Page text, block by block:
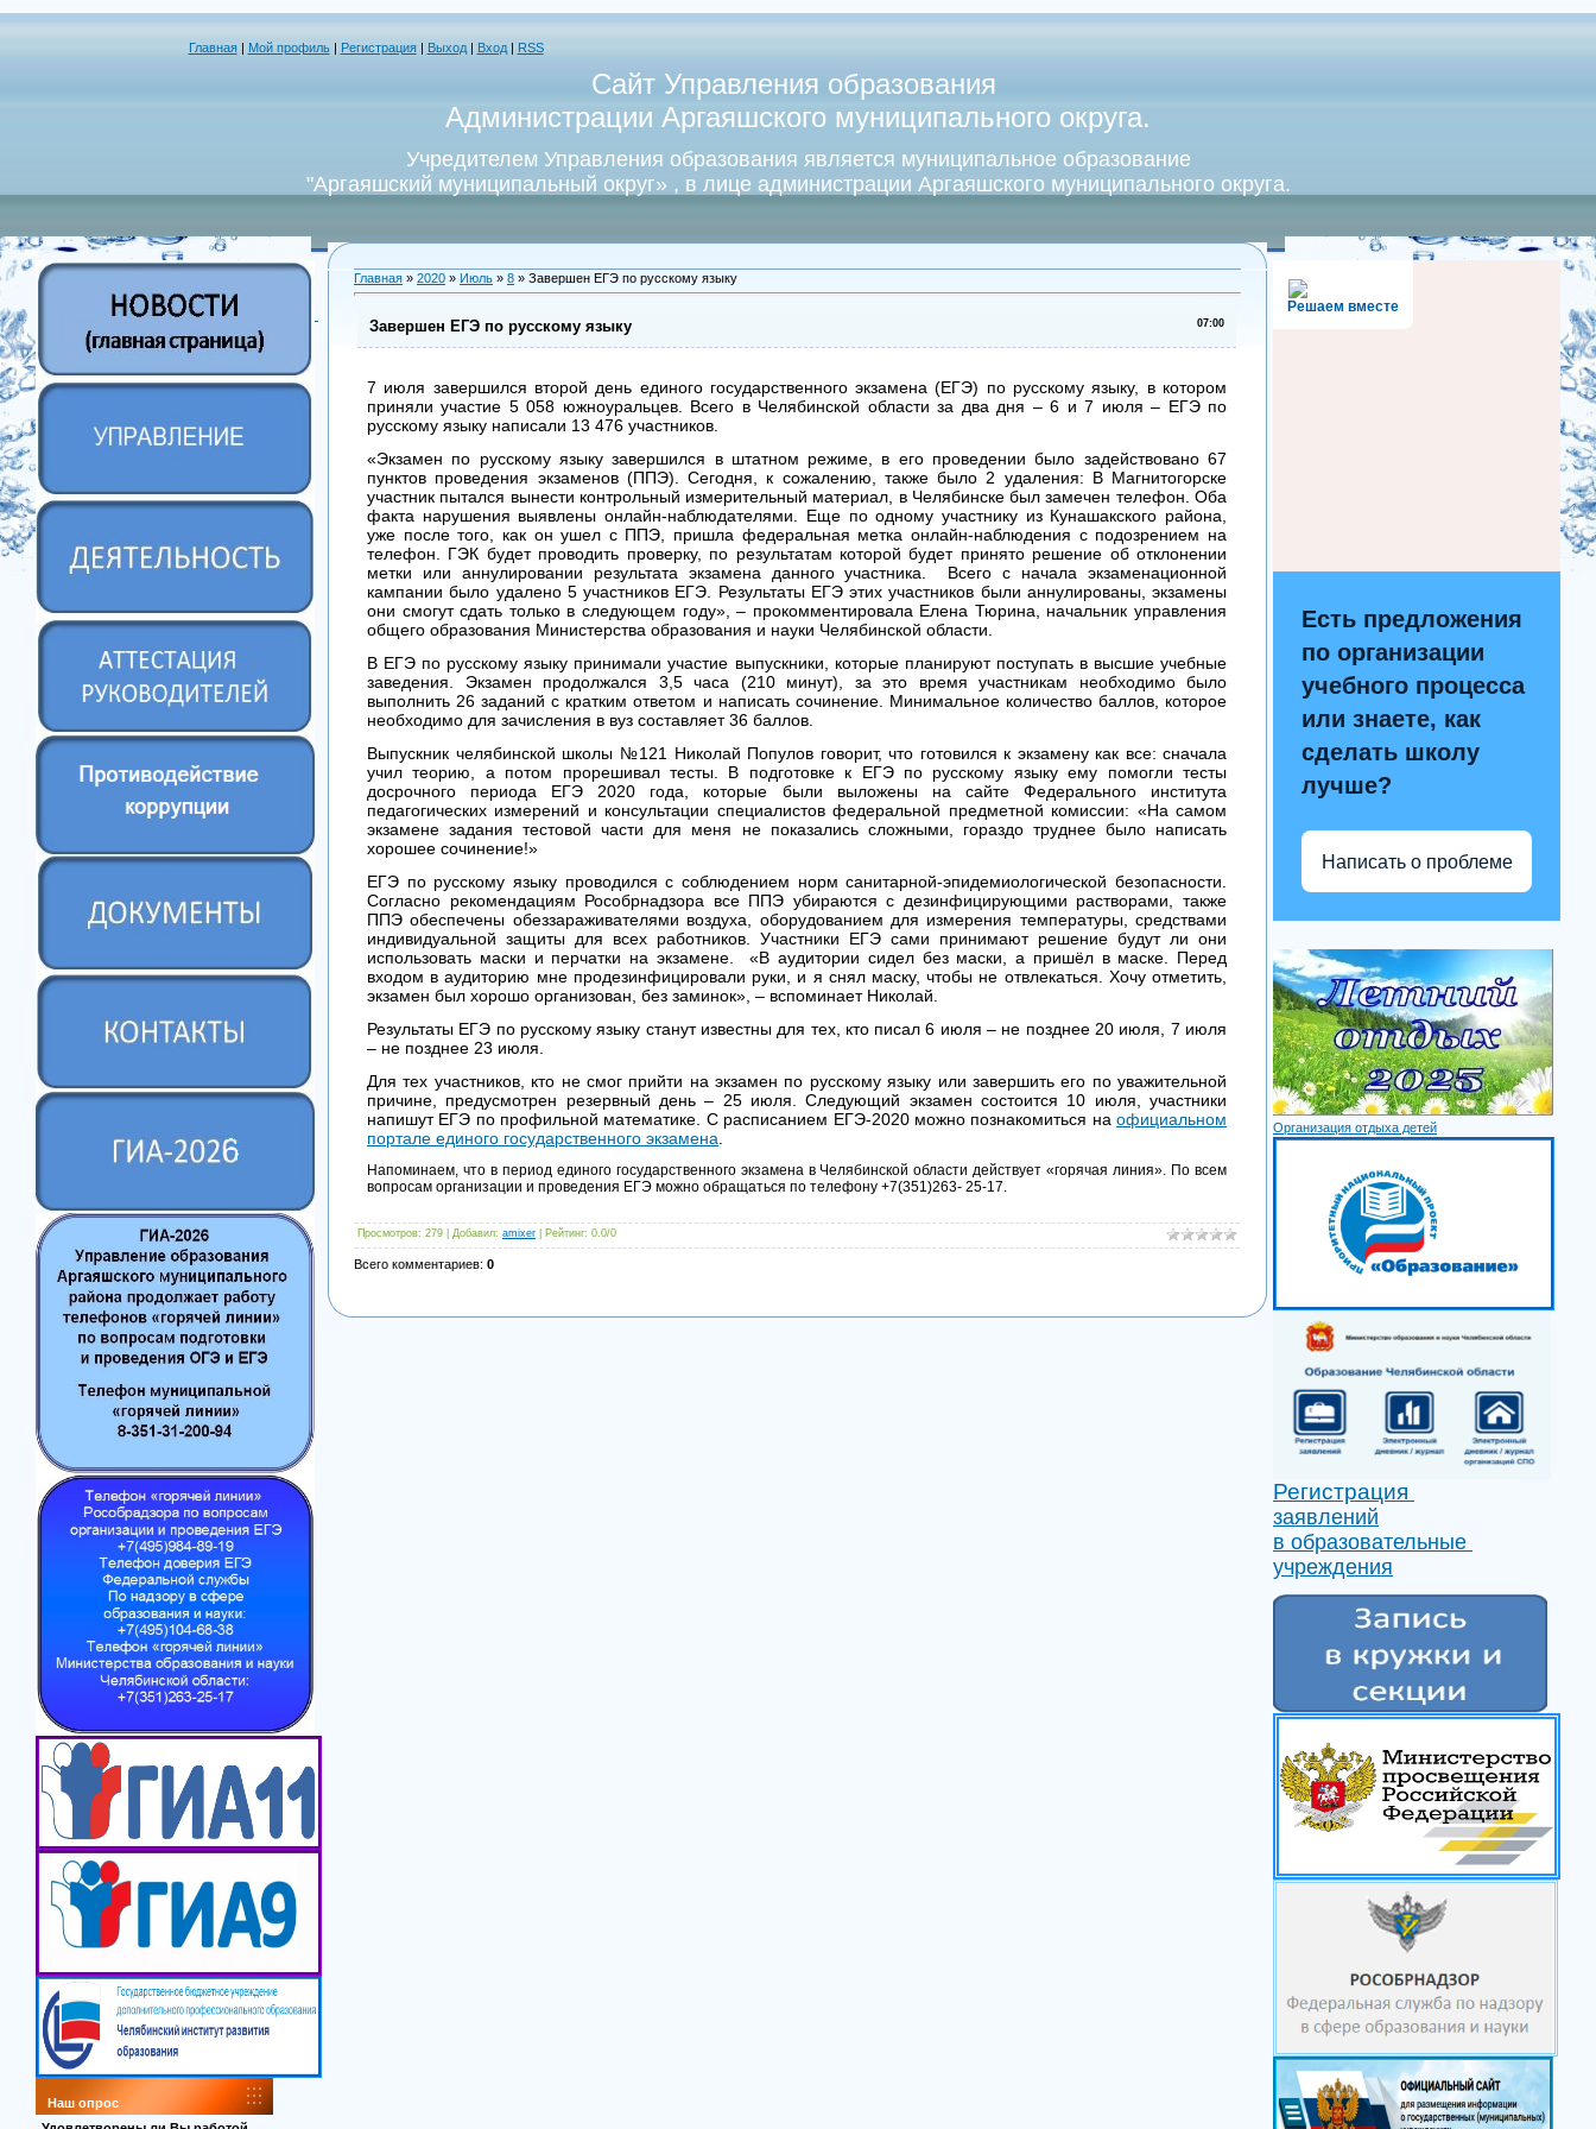
Главная| Мой профиль| Регистрация Выход| Вход RSS
Сайт Управления образования
Администрации Аргаяшского муниципального округа.
Учредителем Управления образования является муниципальное образование
"Аргаяшский муниципальный округ» , в лице администрации Аргаяшского муниципального округа.
Наш опрос
Главная » 2020 » Июль » 8 » Завершен ЕГЭ по русскому языку
07:00
Завершен ЕГЭ по русскому языку
7 июля завершился второй день единого государственного экзамена (ЕГЭ) по русскому языку, в котором
приняли участие 5 058 южноуральцев. Всего в Челябинской области за два дня – 6 и 7 июля – ЕГЭ по
русскому языку написали 13 476 участников.
«Экзамен по русскому языку завершился в штатном режиме, в его проведении было задействовано 67
пунктов проведения экзаменов (ППЭ). Сегодня, к сожалению, также было 2 удаления: В Магнитогорске
участник пытался вынести контрольный измерительный материал, в Челябинске был замечен телефон. Оба
факта нарушения выявлены онлайн-наблюдателями. Еще по одному участнику из Кунашакского района,
уже после того, как он ушел с ППЭ, пришла федеральная метка онлайн-наблюдения с подозрением на
телефон. ГЭК будет проводить проверку, по результатам которой будет принято решение об отклонении
метки или аннулировании результата экзамена данного участника. Всего с начала экзаменационной
кампании было удалено 5 участников ЕГЭ. Результаты ЕГЭ этих участников были аннулированы, экзамены
они смогут сдать только в следующем году», – прокомментировала Елена Тюрина, начальник управления
общего образования Министерства образования и науки Челябинской области.
В ЕГЭ по русскому языку принимали участие выпускники, которые планируют поступать в высшие учебные
заведения. Экзамен продолжался 3,5 часа (210 минут), за это время участникам необходимо было
выполнить 26 заданий с кратким ответом и написать сочинение. Минимальное количество баллов, которое
необходимо для зачисления в вуз составляет 36 баллов.
Выпускник челябинской школы №121 Николай Популов говорит, что готовился к экзамену как все: сначала
учил теорию, а потом прорешивал тесты. В подготовке к ЕГЭ по русскому языку ему помогли тесты
досрочного периода ЕГЭ 2020 года, которые были выложены на сайте Федерального института
педагогических измерений и консультации специалистов федеральной предметной комиссии: «На самом
экзамене задания тестовой части для меня не показались сложными, гораздо труднее было написать
хорошее сочинение!»
ЕГЭ по русскому языку проводился с соблюдением норм санитарной-эпидемиологической безопасности.
Согласно рекомендациям Рособрнадзора все ППЭ убираются с дезинфицирующими растворами, также
ППЭ обеспечены обеззараживателями воздуха, оборудованием для измерения температуры, средствами
индивидуальной защиты для всех работников. Участники ЕГЭ сами принимают решение будут ли они
использовать маски и перчатки на экзамене. «В аудитории сидел без маски, а пришёл в маске. Перед
входом в аудиторию мне продезинфицировали руки, и я снял маску, чтобы не отвлекаться. Хочу отметить,
экзамен был хорошо организован, без заминок», – вспоминает Николай.
Результаты ЕГЭ по русскому языку станут известны для тех, кто писал 6 июля – не позднее 20 июля, 7 июля
– не позднее 23 июля.
Для тех участников, кто не смог прийти на экзамен по русскому языку или завершить его по уважительной
причине, предусмотрен резервный день – 25 июля. Следующий экзамен состоится 10 июля, участники
напишут ЕГЭ по профильной математике. С расписанием ЕГЭ-2020 можно познакомиться на официальном
портале единого государственного экзамена
Напоминаем, что в период единого государственного экзамена в Челябинской области действует «горячая линия». По всем
вопросам организации и проведения ЕГЭ можно обращаться по телефону +7(351)263- 25-17.
Просмотров: 279 | Добавил: amixer Рейтинг: 0.0/0
Всего комментариев: 0
Решаем вместе
Есть предложения
по организации
учебного процесса
или знаете, как
сделать школу
лучше?
Написать о проблеме
Организация отдыха детей
Регистрация
заявлений
в образовательные
учреждения